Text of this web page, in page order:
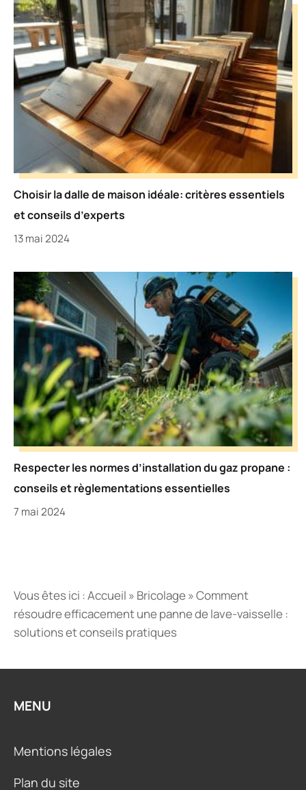
Choisir la dalle de maison idéale: critères essentiels
et conseils d’experts
13 mai 2024
Respecter les normes d’installation du gaz propane :
conseils et règlementations essentielles
7 mai 2024
Vous êtes ici :Accueil » Bricolage»Comment
résoudre efficacement une panne de lave-vaisselle :
solutions et conseils pratiques
MENU
Mentions légales
Plan du site